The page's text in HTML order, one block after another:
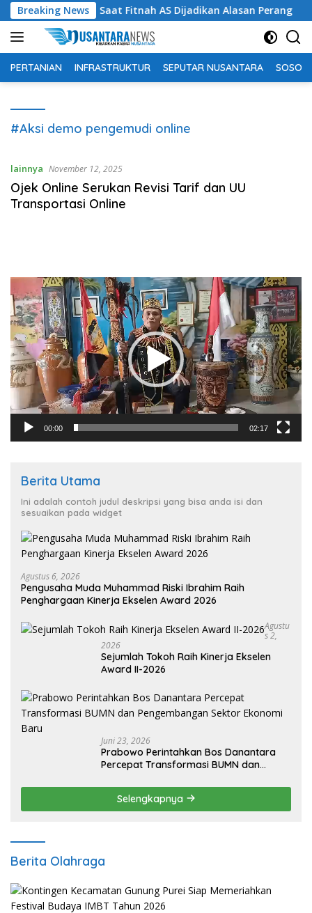
Langsung
ke
konten
Breaking News
Irak di Iran: Saat Fitnah AS Dijadikan Alasan Perang
PERTANIAN INFRASTRUKTUR SEPUTAR NUSANTARA SOSOK
#Aksi demo pengemudi online
lainnya November 12, 2025
Ojek Online Serukan Revisi Tarif dan UU
Transportasi Online
Pemutar
Video
00:00 02:17
Berita Utama
Ini adalah contoh judul deskripsi yang bisa anda isi dan
sesuaikan pada widget
Agustus 6, 2026
Pengusaha Muda Muhammad Riski Ibrahim Raih
Penghargaan Kinerja Ekselen Award 2026
Agustu
S 2,
2026
Sejumlah Tokoh Raih Kinerja Ekselen
Award II-2026
Juni 23, 2026
Prabowo Perintahkan Bos Danantara
Percepat Transformasi BUMN dan
Selengkapnya
Berita Olahraga